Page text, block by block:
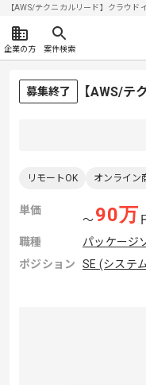
【AWS/テクニカルリード】クラウ
企業の方 案件検索
募集終了 【AWS/テ
リモートOK オンライン
単価
〜90万
職種
パッケージ
ポジション
SE (システ